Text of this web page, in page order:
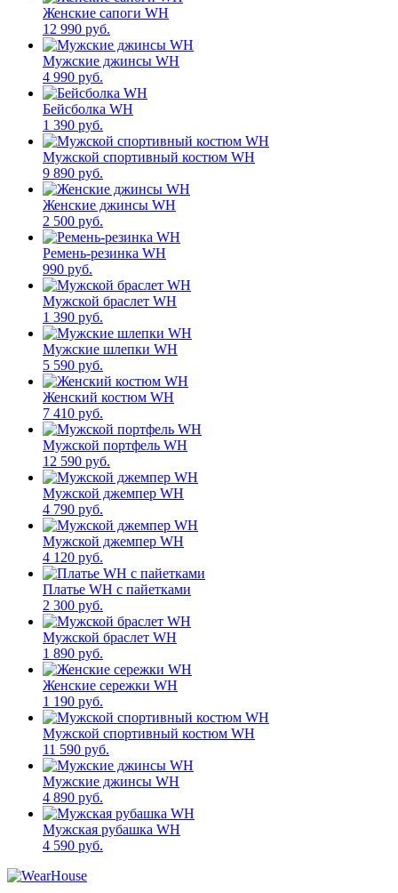
Женские сапоги WH
12 990 руб.
Мужские джинсы WH
4 990 руб.
Бейсболка WH
1 390 руб.
Мужской спортивный костюм WH
9 890 руб.
Женские джинсы WH
2 500 руб.
Ремень-резинка WH
990 руб.
Мужской браслет WH
1 390 руб.
Мужские шлепки WH
5 590 руб.
Женский костюм WH
7 410 руб.
Мужской портфель WH
12 590 руб.
Мужской джемпер WH
4 790 руб.
Мужской джемпер WH
4 120 руб.
Платье WH с пайетками
2 300 руб.
Мужской браслет WH
1 890 руб.
Женские сережки WH
1 190 руб.
Мужской спортивный костюм WH
11 590 руб.
Мужские джинсы WH
4 890 руб.
Мужская рубашка WH
4 590 руб.